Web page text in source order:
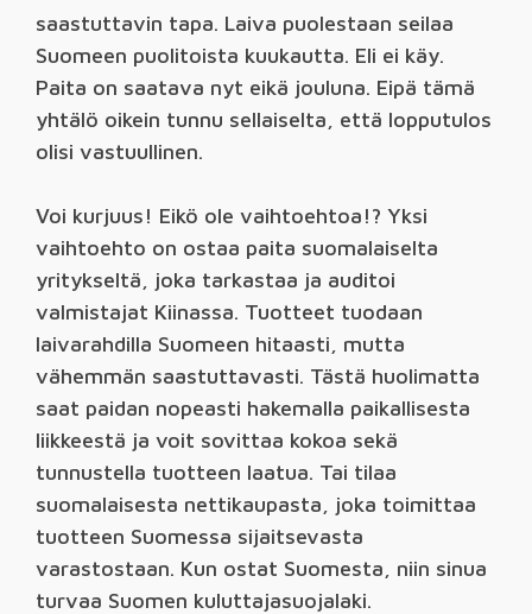
saastuttavin tapa. Laiva puolestaan seilaa
Suomeen puolitoista kuukautta. Eli ei käy.
Paita on saatava nyt eikä jouluna. Eipä tämä
yhtälö oikein tunnu sellaiselta, että lopputulos
olisi vastuullinen.
Voi kurjuus! Eikö ole vaihtoehtoa!? Yksi
vaihtoehto on ostaa paita suomalaiselta
yritykseltä, joka tarkastaa ja auditoi
valmistajat Kiinassa. Tuotteet tuodaan
laivarahdilla Suomeen hitaasti, mutta
vähemmän saastuttavasti. Tästä huolimatta
saat paidan nopeasti hakemalla paikallisesta
liikkeestä ja voit sovittaa kokoa sekä
tunnustella tuotteen laatua. Tai tilaa
suomalaisesta nettikaupasta, joka toimittaa
tuotteen Suomessa sijaitsevasta
varastostaan. Kun ostat Suomesta, niin sinua
turvaa Suomen kuluttajasuojalaki.